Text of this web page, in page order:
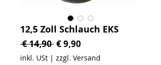
12,5 Zoll Schlauch EKS
€ 14,90 Standardpreis
€ 9,90
inkl. USt | zzgl. Versand